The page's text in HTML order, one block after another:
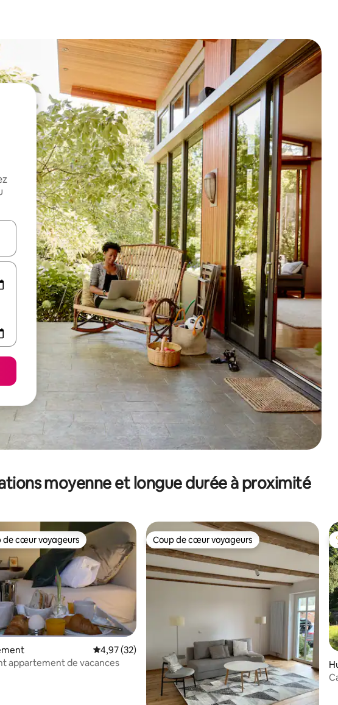
vers le haut et vers le bas pour les parcourir ou en appuyant et en faisant glisser.
moyenne et longue durée à proximité
la base de 13 commentaires : 4,92 sur 5
cœur voyageurs les plus appréciés
de cœur voyageurs
Évaluation moyenne sur la base de 32 commentaires :
4,97 (32)
appartement de vacances
Coup de cœur voyageurs
Coup de cœur voyageurs